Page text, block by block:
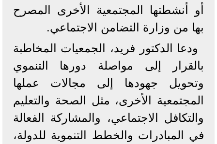
أو أنشطتها المجتمعية الأخرى المصرح
بها من وزارة التضامن الاجتماعي.
ودعا الدكتور فريد، الجمعيات المخاطبة
بالقرار إلى مواصلة دورها التنموي
وتحويل جهودها إلى مجالات عملها
المجتمعية الأخرى، مثل الصحة والتعليم
والتكافل الاجتماعي، والمشاركة الفعالة
في المبادرات والخطط التنموية للدولة،